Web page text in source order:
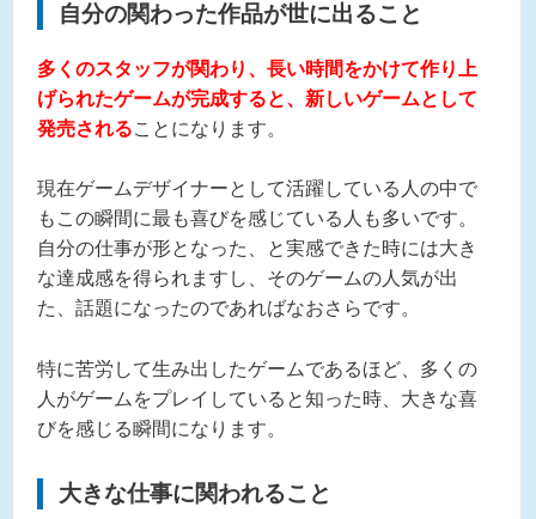
自分の関わった作品が世に出ること
多くのスタッフが関わり、長い時間をかけて作り上
げられたゲームが完成すると、新しいゲームとして
発売されることになります。
現在ゲームデザイナーとして活躍している人の中で
もこの瞬間に最も喜びを感じている人も多いです。
自分の仕事が形となった、と実感できた時には大き
な達成感を得られますし、そのゲームの人気が出
た、話題になったのであればなおさらです。
特に苦労して生み出したゲームであるほど、多くの
人がゲームをプレイしていると知った時、大きな喜
びを感じる瞬間になります。
大きな仕事に関われること